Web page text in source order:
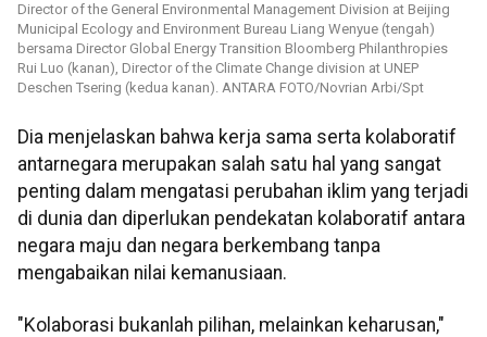
Director of the General Environmental Management Division at Beijing
Municipal Ecology and Environment Bureau Liang Wenyue (tengah)
bersama Director Global Energy Transition Bloomberg Philanthropies
Rui Luo (kanan), Director of the Climate Change division at UNEP
Deschen Tsering (kedua kanan). ANTARA FOTO/Novrian Arbi/Spt
Dia menjelaskan bahwa kerja sama serta kolaboratif
antarnegara merupakan salah satu hal yang sangat
penting dalam mengatasi perubahan iklim yang terjadi
di dunia dan diperlukan pendekatan kolaboratif antara
negara maju dan negara berkembang tanpa
mengabaikan nilai kemanusiaan.
"Kolaborasi bukanlah pilihan, melainkan keharusan,"